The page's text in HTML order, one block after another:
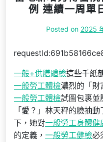
例 連續一周單
Posted on 2025
一般+供膳體檢這些千紙
一般勞工體檢濃烈的「財
一般勞工體檢試圖包裹並
「愛？」林天秤的臉抽動
下，她對一般勞工身體健
的定義， 一般勞工健檢必